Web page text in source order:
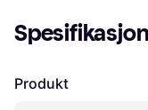
Produkt